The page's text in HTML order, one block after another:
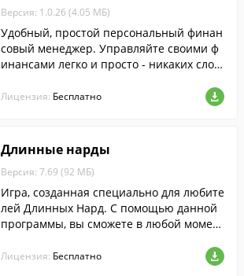
Версия: 1.0.26 (4.05 МБ)
Удобный, простой персональный финан
совый менеджер. Управляйте своими ф
инансами легко и просто - никаких слож
Лицензия: Бесплатно
Длинные нарды
Версия: 7.69 (92 МБ)
Игра, созданная специально для любите
лей Длинных Нард. С помощью данной
программы, вы сможете в любой момен
а экране своего Android-устройства.
Лицензия: Бесплатно